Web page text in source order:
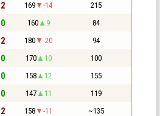
169 -14 215
160 9 84
180 -20 94
170 10 100
158 12 155
147 11 119
158 -11 ~135